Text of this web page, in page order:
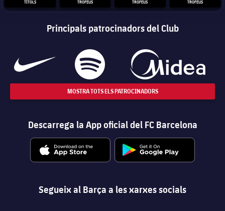
TÍTOLS TROFEUS TROFEUS TROFEUS
Principals patrocinadors del Club
MOSTRA TOTS ELS PATROCINADORS
Descarrega la App oficial del FC Barcelona
Segueix al Barça a les xarxes socials